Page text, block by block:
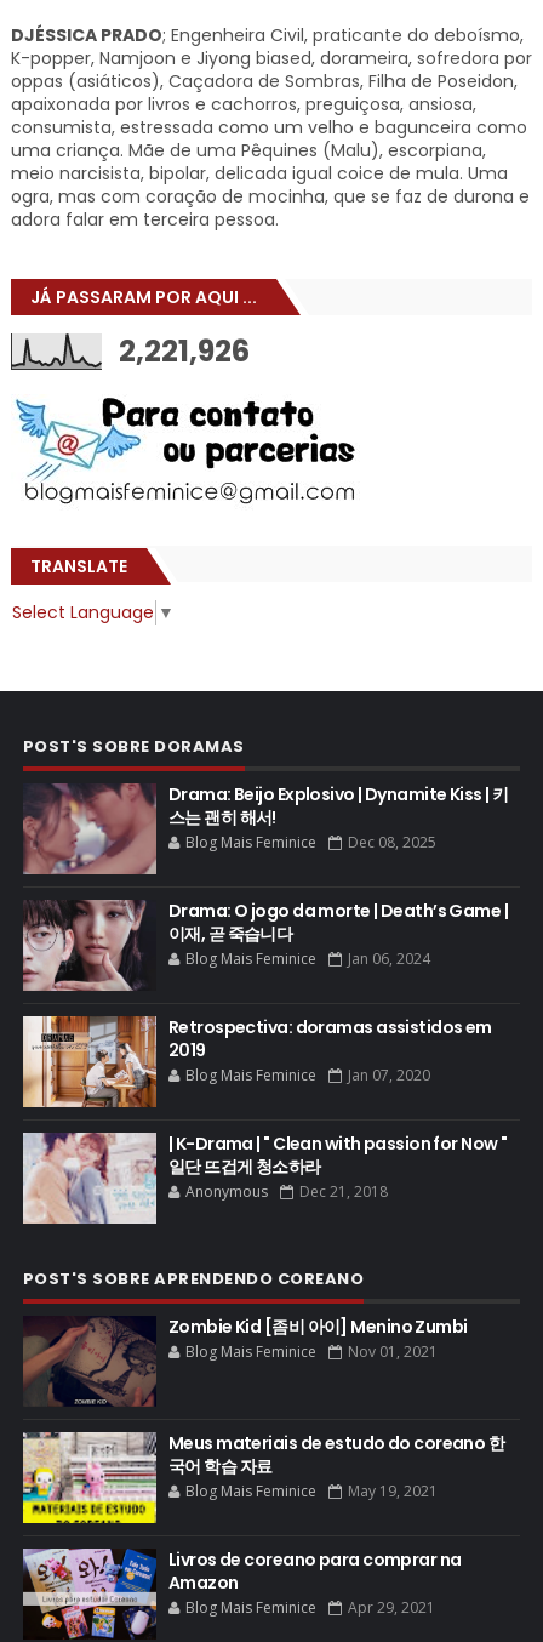
DJÉSSICA PRADO; Engenheira Civil, praticante do deboísmo,
K-popper, Namjoon e Jiyong biased, dorameira, sofredora por
oppas (asiáticos), Caçadora de Sombras, Filha de Poseidon,
apaixonada por livros e cachorros, preguiçosa, ansiosa,
consumista, estressada como um velho e bagunceira como
uma criança. Mãe de uma Pêquines (Malu), escorpiana,
meio narcisista, bipolar, delicada igual coice de mula. Uma
ogra, mas com coração de mocinha, que se faz de durona e
adora falar em terceira pessoa.
JÁ PASSARAM POR AQUI ...
2,221,926
TRANSLATE
Select Language ▼
POST'S SOBRE DORAMAS
Drama: Beijo Explosivo | Dynamite Kiss | 키
스는 괜히 해서!
Blog Mais Feminice Dec 08, 2025
Drama: O jogo da morte | Death’s Game |
이재, 곧 죽습니다
Blog Mais Feminice Jan 06, 2024
Retrospectiva: doramas assistidos em
2019
Blog Mais Feminice Jan 07, 2020
| K-Drama | " Clean with passion for Now "
일단 뜨겁게 청소하라
Anonymous Dec 21, 2018
POST'S SOBRE APRENDENDO COREANO
Zombie Kid [좀비 아이] Menino Zumbi
Blog Mais Feminice Nov 01, 2021
Meus materiais de estudo do coreano 한
국어 학습 자료
Blog Mais Feminice May 19, 2021
Livros de coreano para comprar na
Amazon
Blog Mais Feminice Apr 29, 2021